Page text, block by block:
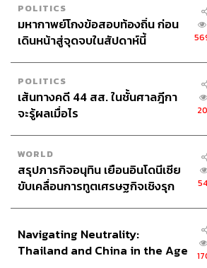
POLITICS
มหากาพย์โกงข้อสอบท้องถิ่น ก่อน
เดินหน้าสู่จุดจบในสัปดาห์นี้
POLITICS
เส้นทางคดี 44 สส. ในชั้นศาลฎีกา
จะรู้ผลเมื่อไร
WORLD
สรุปภารกิจอนุทิน เยือนอินโดนีเซีย
ขับเคลื่อนการทูตเศรษฐกิจเชิงรุก
Navigating Neutrality:
Thailand and China in the Age